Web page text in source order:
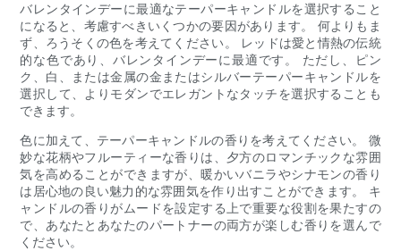
バレンタインデーに最適なテーパーキャンドルを選択すること
になると、考慮すべきいくつかの要因があります。 何よりもま
ず、ろうそくの色を考えてください。 レッドは愛と情熱の伝統
的な色であり、バレンタインデーに最適です。 ただし、ピン
ク、白、または金属の金またはシルバーテーパーキャンドルを
選択して、よりモダンでエレガントなタッチを選択することも
できます。
色に加えて、テーパーキャンドルの香りを考えてください。 微
妙な花柄やフルーティーな香りは、夕方のロマンチックな雰囲
気を高めることができますが、暖かいバニラやシナモンの香り
は居心地の良い魅力的な雰囲気を作り出すことができます。 キ
ャンドルの香りがムードを設定する上で重要な役割を果たすの
で、あなたとあなたのパートナーの両方が楽しむ香りを選んで
ください。